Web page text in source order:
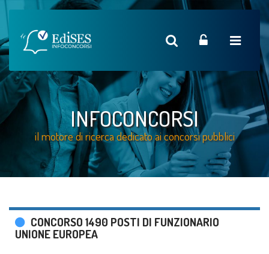
INFOCONCORSI
il motore di ricerca dedicato ai concorsi pubblici
CONCORSO 1490 POSTI DI FUNZIONARIO
UNIONE EUROPEA